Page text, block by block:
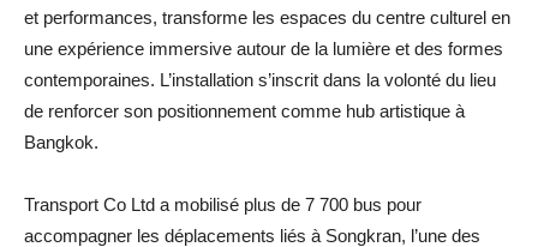
et performances, transforme les espaces du centre culturel en
une expérience immersive autour de la lumière et des formes
contemporaines. L’installation s’inscrit dans la volonté du lieu
de renforcer son positionnement comme hub artistique à
Bangkok.
Transport Co Ltd a mobilisé plus de 7 700 bus pour
accompagner les déplacements liés à Songkran, l’une des